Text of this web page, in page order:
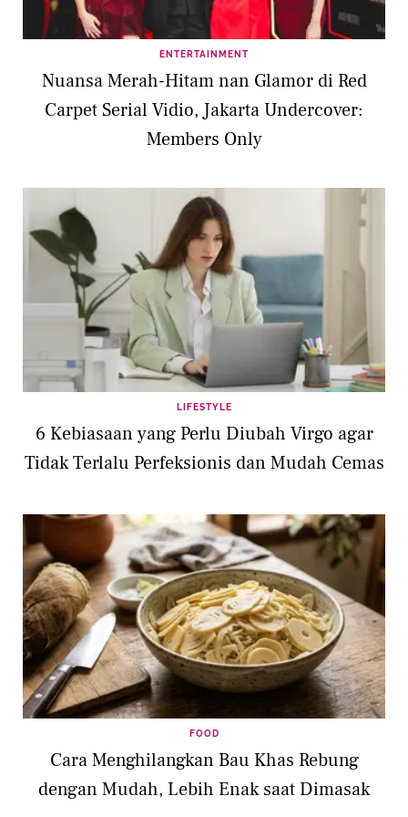
Cara Membuat:
Campur cabai, bawang putih, jahe, daun
Masukkan bumbu ke dalam perut ikan.
Bungkus ikan dengan daun pisang yang
sudah dilenturkan. Ikat dengan lidi.
Kukus selama 20-25 menit hingga ikan
matang.
trik melenturkan daun pisang dan resep pepes
ikan ini, kreasi kuliner tradisionalku akan
Dengan mengikuti tips dan trik di atas, Sahabat
Fimela dapat dengan mudah membuat
lontong dan pepes dengan daun pisang yang
lentur dan tidak mudah robek. Selamat
mencoba dan semoga berhasil!
ENTERTAINMENT
Nuansa Merah-Hitam nan Glamor di Red
Carpet Serial Vidio, Jakarta Undercover:
Members Only
LIFESTYLE
6 Kebiasaan yang Perlu Diubah Virgo agar
Tidak Terlalu Perfeksionis dan Mudah Cemas
FOOD
Cara Menghilangkan Bau Khas Rebung
dengan Mudah, Lebih Enak saat Dimasak